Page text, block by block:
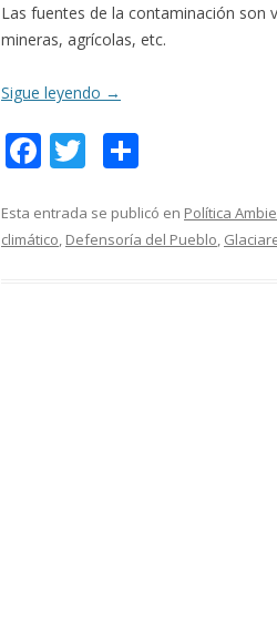
Las fuentes de la contaminación son
mineras, agrícolas, etc.
Sigue leyendo →
F
e
b
T
itt
er
m
p
Esta entrada se publicó en Política
climático, Defensoría del Pueblo,